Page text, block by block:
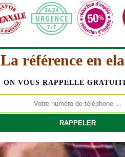
La référence en
ON VOUS RAPPELLE